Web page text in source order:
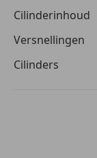
Cilinderinhoud
Versnellingen
Cilinders